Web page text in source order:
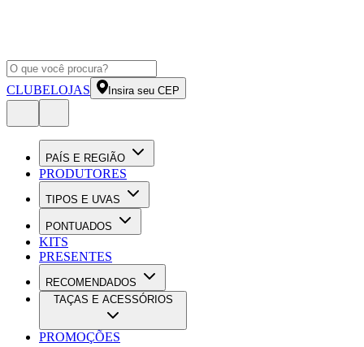
CLUBELOJAS Insira seu CEP
PAÍS E REGIÃO
PRODUTORES
TIPOS E UVAS
PONTUADOS
KITS
PRESENTES
RECOMENDADOS
TAÇAS E ACESSÓRIOS
PROMOÇÕES